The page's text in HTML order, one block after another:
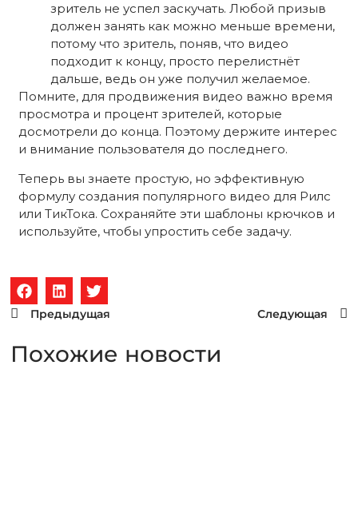
зритель не успел заскучать. Любой призыв
должен занять как можно меньше времени,
потому что зритель, поняв, что видео
подходит к концу, просто перелистнёт
дальше, ведь он уже получил желаемое.
Помните, для продвижения видео важно время
просмотра и процент зрителей, которые
досмотрели до конца. Поэтому держите интерес
и внимание пользователя до последнего.
Теперь вы знаете простую, но эффективную
формулу создания популярного видео для Рилс
или ТикТока. Сохраняйте эти шаблоны крючков и
используйте, чтобы упростить себе задачу.
Предыдущая Следующая
Похожие новости